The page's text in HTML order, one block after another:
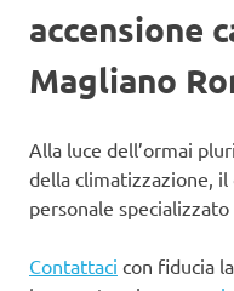
accensione
Magliano
Alla luce dell’ormai
della climatizzazione, il
personale
Contattaci con fiducia